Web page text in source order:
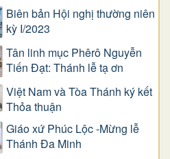
Biên bản Hội nghị thường niên
kỳ I/2023
Tân linh mục Phêrô Nguyễn
Tiến Đạt: Thánh lễ tạ ơn
Việt Nam và Tòa Thánh ký kết
Thỏa thuận
Giáo xứ Phúc Lộc -Mừng lễ
Thánh Đa Minh